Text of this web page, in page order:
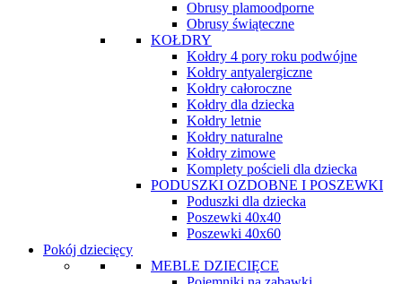
Obrusy plamoodporne
Obrusy świąteczne
KOŁDRY
Kołdry 4 pory roku podwójne
Kołdry antyalergiczne
Kołdry całoroczne
Kołdry dla dziecka
Kołdry letnie
Kołdry naturalne
Kołdry zimowe
Komplety pościeli dla dziecka
PODUSZKI OZDOBNE I POSZEWKI
Poduszki dla dziecka
Poszewki 40x40
Poszewki 40x60
Pokój dziecięcy
MEBLE DZIECIĘCE